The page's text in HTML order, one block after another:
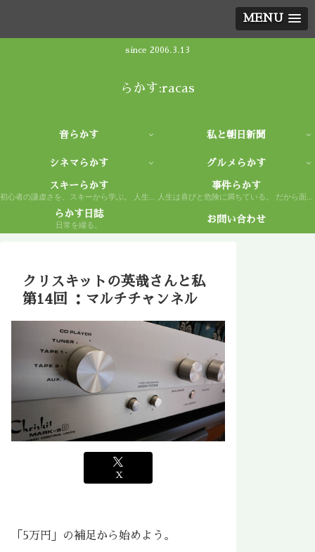
MENU
since 2006.3.13
らかす:racas
音らかす 私と朝日新聞
シネマらかす グルメらかす
スキーらかす
初心者の謙虚さを、スキーから学ぶ。 人生もまた然り。
事件らかす
人生は喜びと危険に満ちている。 だから面白い。
らかす日誌
日常を綴る。
お問い合わせ
クリスキットの英哉さんと私
第14回 ：マルチチャンネル
X
「5万円」の補足から始めよう。